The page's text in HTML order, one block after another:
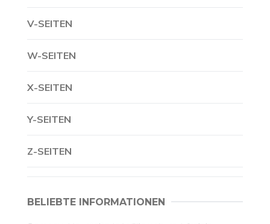
V-SEITEN
W-SEITEN
X-SEITEN
Y-SEITEN
Z-SEITEN
BELIEBTE INFORMATIONEN